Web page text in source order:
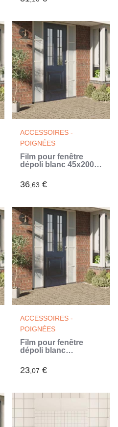
ACCESSOIRES -
POIGNÉES
Film pour fenêtre
dépoli blanc 45x2000
36,63 €
ACCESSOIRES -
POIGNÉES
Film pour fenêtre
dépoli blanc
(Blanc)
23,07 €